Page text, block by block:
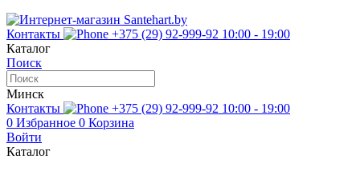
Контакты +375 (29) 92-999-92 10:00 - 19:00
Каталог
Поиск
Минск
Контакты
+375 (29) 92-999-92 10:00 - 19:00
0 Избранное 0 Корзина
Войти
Каталог